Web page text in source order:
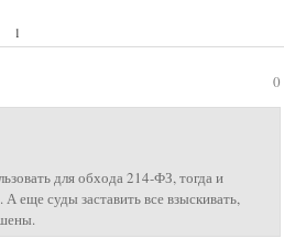
1
0
для обхода 214-ФЗ, тогда и
еще суды заставить все взыскивать,